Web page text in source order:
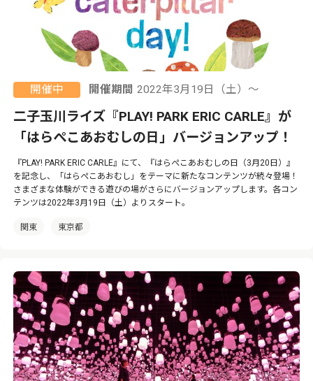
開催中 開催期間 2022年3月19日（土）〜
二子玉川ライズ『PLAY! PARK ERIC CARLE』が
「はらぺこあおむしの日」バージョンアップ！
『PLAY! PARK ERIC CARLE』にて、『はらぺこあおむしの日（3月20日）』
を記念し、「はらぺこあおむし」をテーマに新たなコンテンツが続々登場！
さまざまな体験ができる遊びの場がさらにバージョンアップします。各コン
テンツは2022年3月19日（土）よりスタート。
関東 東京都